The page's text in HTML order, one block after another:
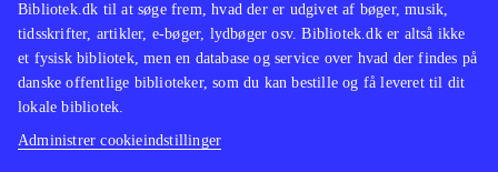
Bibliotek.dk til at søge frem, hvad der er udgivet af bøger, musik,
tidsskrifter, artikler, e-bøger, lydbøger osv. Bibliotek.dk er altså ikke
et fysisk bibliotek, men en database og service over hvad der findes på
danske offentlige biblioteker, som du kan bestille og få leveret til dit
lokale bibliotek.
Administrer cookieindstillinger